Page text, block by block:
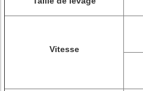
Vitesse